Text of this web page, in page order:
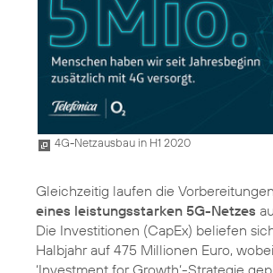
4G-Netzausbau in H1 2020
Gleichzeitig laufen die
eines leistungsstarken 5G-Netzes
Die Investitionen (CapEx) beliefen
Halbjahr auf 475 Millionen Euro,